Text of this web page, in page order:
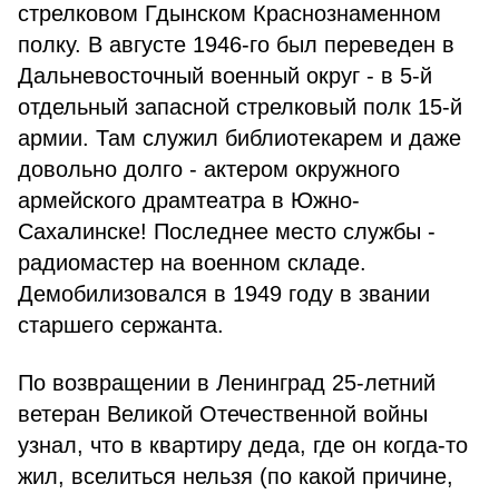
стрелковом Гдынском Краснознаменном
полку. В августе 1946-го был переведен в
Дальневосточный военный округ - в 5-й
отдельный запасной стрелковый полк 15-й
армии. Там служил библиотекарем и даже
довольно долго - актером окружного
армейского драмтеатра в Южно-
Сахалинске! Последнее место службы -
радиомастер на военном складе.
Демобилизовался в 1949 году в звании
старшего сержанта.
По возвращении в Ленинград 25-летний
ветеран Великой Отечественной войны
узнал, что в квартиру деда, где он когда-то
жил, вселиться нельзя (по какой причине,